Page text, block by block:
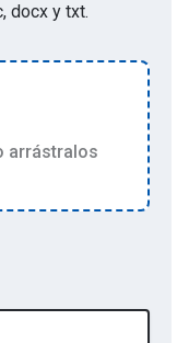
docx y txt.
arrástralos